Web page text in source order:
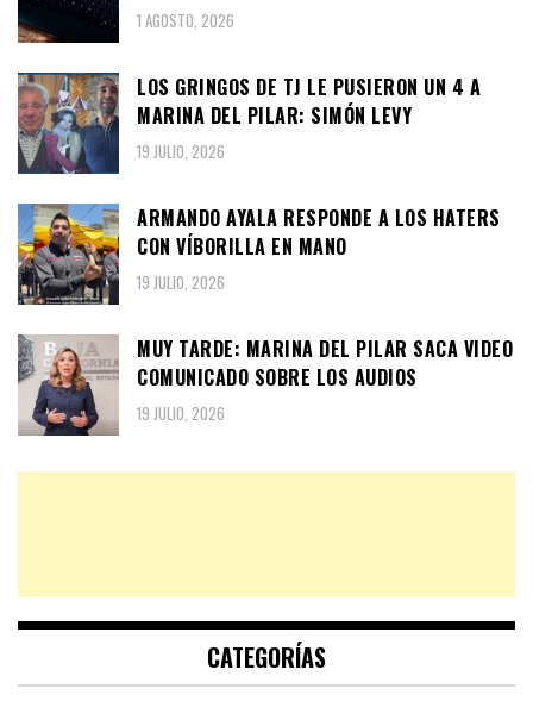
1 AGOSTO, 2026
LOS GRINGOS DE TJ LE PUSIERON UN 4 A
MARINA DEL PILAR: SIMÓN LEVY
19 JULIO, 2026
ARMANDO AYALA RESPONDE A LOS HATERS
CON VÍBORILLA EN MANO
19 JULIO, 2026
MUY TARDE: MARINA DEL PILAR SACA VIDEO
COMUNICADO SOBRE LOS AUDIOS
19 JULIO, 2026
CATEGORÍAS